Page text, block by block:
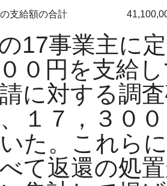
支給額の合計
17事業主に
０円を支給
に対する調
１７，３０
た。これら
て返還の処